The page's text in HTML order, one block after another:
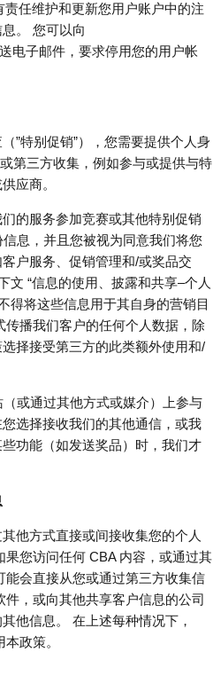
责任维护和更新您用户账户中的注
。 您可以向
电子邮件，要求停用您的用户帐
”特别促销”），您需要提供个人身
第三方收集，例如参与或提供与特
应商。
的服务参加竞赛或其他特别促销
息，并且您被视为同意我们将您
户服务、促销管理和/或奖品交
文 “信息的使用、披露和共享–个人
得将这些信息用于其自身的营销目
播我们客户的任何个人数据，除
择接受第三方的此类额外使用和/
或通过其他方式或媒介）上参与
选择接收我们的其他通信，或我
功能（如发送奖品）时，我们才
他方式直接或间接收集您的个人
您访问任何 CBA 内容，或通过其
会直接从您或通过第三方收集信
，或向其他共享客户信息的公司
他信息。 在上述每种情况下，
政策。